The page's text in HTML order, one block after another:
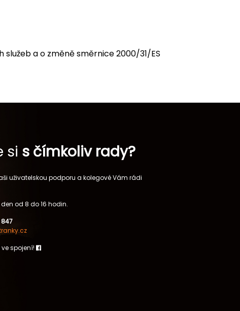
a o změně směrnice 2000/31/ES
si s čímkoliv rady?
uživatelskou podporu a kolegové Vám rádi
od 8 do 16 hodin.
spojení!